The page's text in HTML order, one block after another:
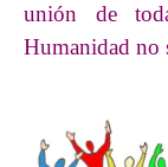
unión de
Humanidad no